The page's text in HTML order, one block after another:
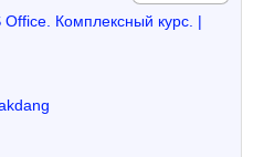
Комплексный курс. |